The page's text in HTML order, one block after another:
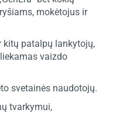
mokėtojus ir
patalpų lankytojų,
vaizdo
naudotojų.
tvarkymui,